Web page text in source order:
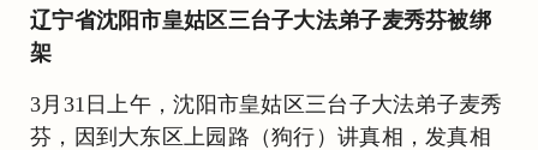
辽宁省沈阳市皇姑区三台子大法弟子麦秀芬被绑
架
3月31日上午，沈阳市皇姑区三台子大法弟子麦秀
芬，因到大东区上园路（狗行）讲真相，发真相